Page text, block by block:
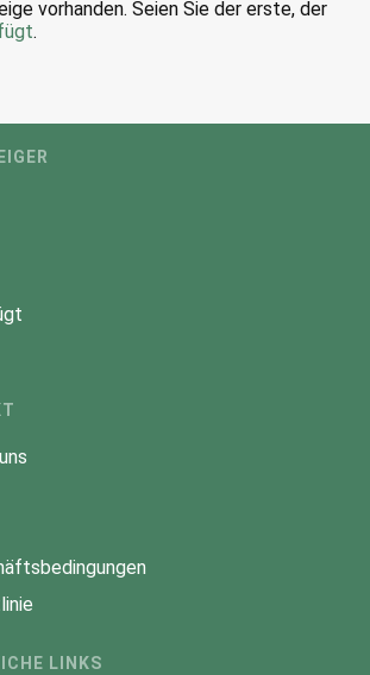
vorhanden. Seien Sie der erste, der
.
LINKS